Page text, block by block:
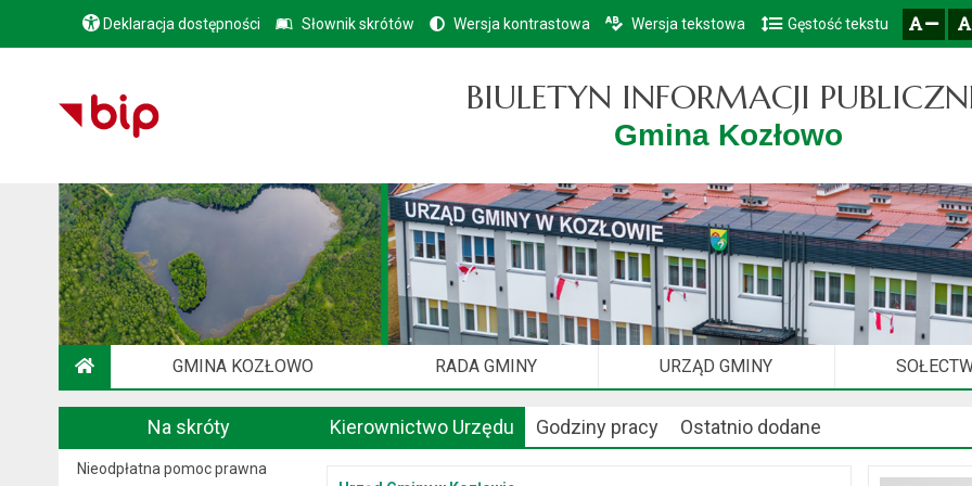
Przejdź do głównego menu
Przejdź do treści
Przejdź do mapy serwisu
Deklaracja dostępności Słownik skrótów Wersja kontrastowa Wersja tekstowa Gęstość tekstu
BIULETYN INFORMACJI
Gmina Kozłowo
GMINA KOZŁOWO RADA GMINY URZĄD GMINY
Na skróty
Nieodpłatna pomoc prawna
Kierownictwo Urzędu Godziny pracy Ostatnio dodane